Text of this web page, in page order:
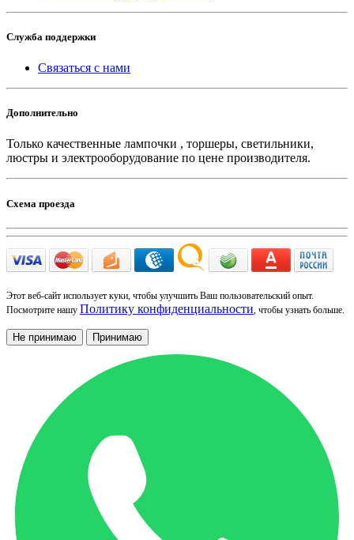
Служба поддержки
Связаться с нами
Дополнительно
Только качественные лампочки , торшеры, светильники,
люстры и электрооборудование по цене производителя.
Схема проезда
Этот веб-сайт использует куки, чтобы улучшить Ваш пользовательский опыт.
Посмотрите нашу Политику конфиденциальности, чтобы узнать больше.
Не принимаю Принимаю